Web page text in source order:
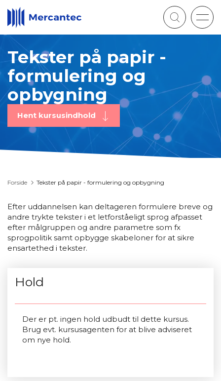
Tekster på papir -
formulering og
opbygning
Hent kursusindhold
Forside Tekster på papir - formulering og opbygning
Efter uddannelsen kan deltageren formulere breve og
andre trykte tekster i et letforståeligt sprog afpasset
efter målgruppen og andre parametre som fx
sprogpolitik samt opbygge skabeloner for at sikre
ensartethed i tekster.
Hold
Der er pt. ingen hold udbudt til dette kursus.
Brug evt. kursusagenten for at blive adviseret
om nye hold.